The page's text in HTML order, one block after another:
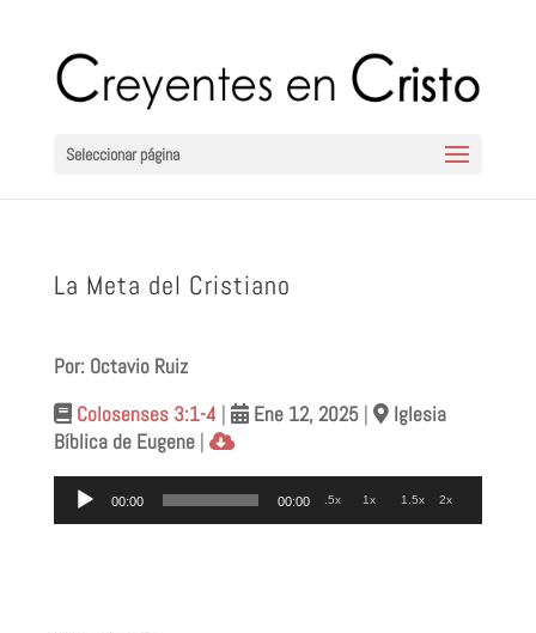
Seleccionar página
La Meta del Cristiano
Por: Octavio Ruiz
Colosenses 3:1-4 | Ene 12, 2025 |
Iglesia
Bíblica de Eugene |
Reproductor
00:00 00:00 .5x 1x 1.5x 2x